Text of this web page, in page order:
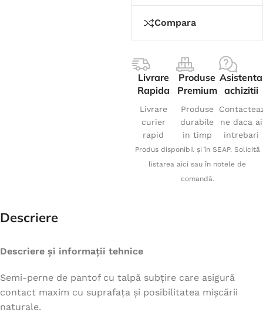
Compara
Livrare
Rapida
Livrare
curier
rapid
Produse
Premium
Produse
durabile
in timp
Asistenta
achizitii
ne daca ai
intrebari
Produs disponibil și în SEAP. Solicită
listarea aici sau în notele de
comandă.
Descriere
Descriere și informații tehnice
Semi-perne de pantof cu talpă subțire care asigură
contact maxim cu suprafața și posibilitatea mișcării
naturale.